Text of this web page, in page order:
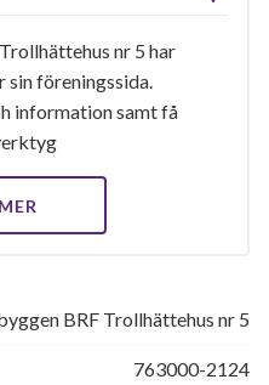
nr 5 har
föreningssida.
information samt få
BRF Trollhättehus nr 5
763000-2124